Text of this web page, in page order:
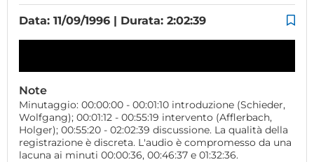
Data: 11/09/1996 | Durata: 2:02:39
Note
Minutaggio: 00:00:00 - 00:01:10 introduzione (Schieder,
Wolfgang); 00:01:12 - 00:55:19 intervento (Afflerbach,
Holger); 00:55:20 - 02:02:39 discussione. La qualità della
registrazione è discreta. L'audio è compromesso da una
lacuna ai minuti 00:00:36, 00:46:37 e 01:32:36.